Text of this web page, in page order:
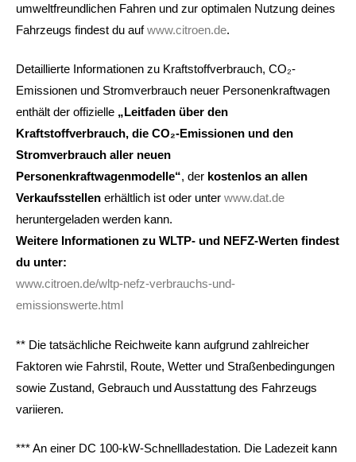
umweltfreundlichen Fahren und zur optimalen Nutzung deines
Fahrzeugs findest du aufwww.citroen.de.
Detaillierte Informationen zu Kraftstoffverbrauch, CO₂-
Emissionen und Stromverbrauch neuer Personenkraftwagen
enthält der offizielle „Leitfaden über den
Kraftstoffverbrauch, die CO₂-Emissionen und den
Stromverbrauch aller neuen
Personenkraftwagenmodelle“, der kostenlos an allen
Verkaufsstellen erhältlich ist oder unter www.dat.de
heruntergeladen werden kann.
Weitere Informationen zu WLTP- und NEFZ-Werten findest
du unter:
www.citroen.de/wltp-nefz-verbrauchs-und-
emissionswerte.html
** Die tatsächliche Reichweite kann aufgrund zahlreicher
Faktoren wie Fahrstil, Route, Wetter und Straßenbedingungen
sowie Zustand, Gebrauch und Ausstattung des Fahrzeugs
variieren.
*** An einer DC 100-kW-Schnellladestation. Die Ladezeit kann